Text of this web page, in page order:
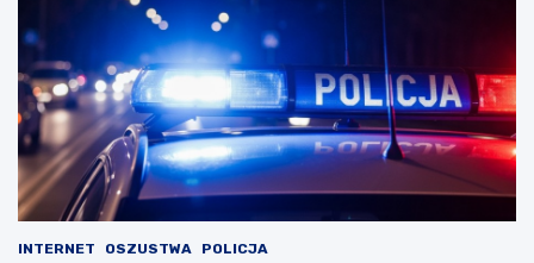
INTERNET OSZUSTWA POLICJA